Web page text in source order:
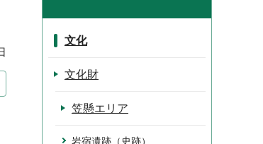
文化
文化財
笠懸エリア
岩宿遺跡（史跡）